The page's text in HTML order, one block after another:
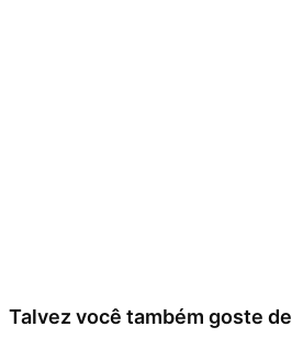
Talvez você também goste de